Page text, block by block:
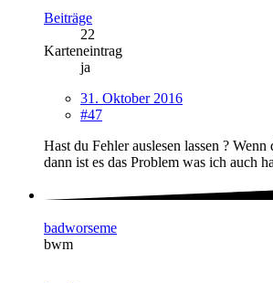
Beiträge
22
Karteneintrag
ja
31. Oktober 2016
#47
Hast du Fehler auslesen lassen ? Wenn
dann ist es das Problem was ich auch
badworseme
bwm